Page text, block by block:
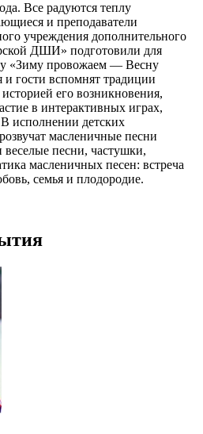
Все радуются теплу
и преподаватели
учреждения дополнительного
ДШИ» подготовили для
«Зиму провожаем — Весну
гости вспомнят традиции
его возникновения,
в интерактивных играх,
исполнении детских
масленичные песни
песни, частушки,
масленичных песен: встреча
семья и плодородие.